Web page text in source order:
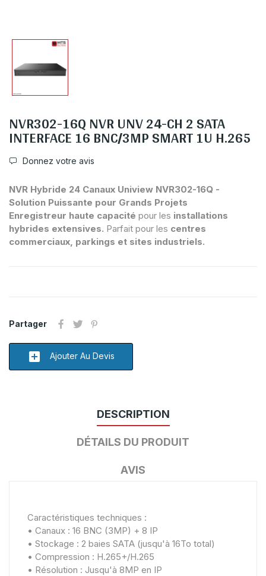
NVR302-16Q NVR UNV 24-CH 2 SATA
INTERFACE 16 BNC/3MP SMART 1U H.265
Donnez votre avis
NVR Hybride 24 Canaux Uniview NVR302-16Q -
Solution Puissante pour Grands Projets
Enregistreur haute capacité pour les installations
hybrides extensives. Parfait pour les centres
commerciaux, parkings et sites industriels.
Partager
add_box Ajouter Au Devis
DESCRIPTION
DÉTAILS DU PRODUIT
AVIS
Caractéristiques techniques :
• Canaux : 16 BNC (3MP) + 8 IP
• Stockage : 2 baies SATA (jusqu'à 16To total)
• Compression : H.265+/H.265
• Résolution : Jusqu'à 8MP en IP